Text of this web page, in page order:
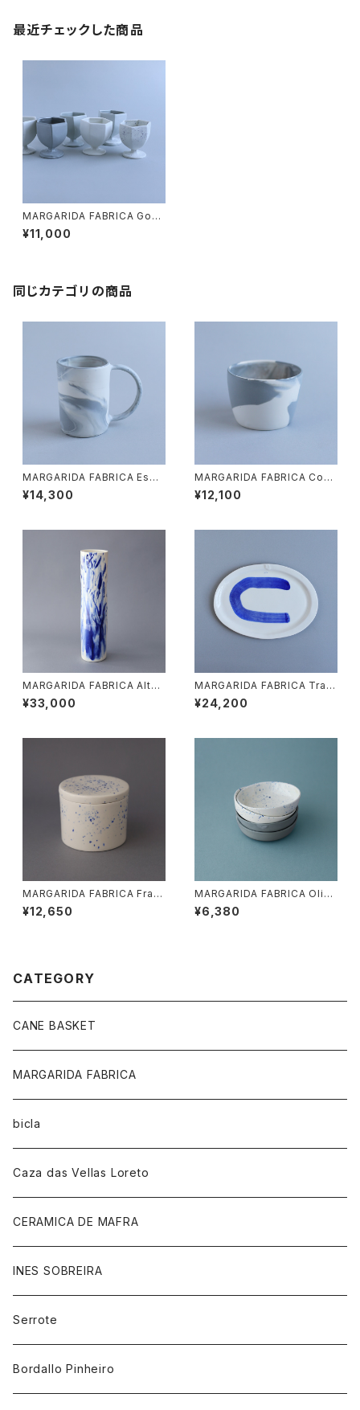
最近チェックした商品
MARGARIDA FABRICA Gobl
et PEDRA
¥11,000
同じカテゴリの商品
MARGARIDA FABRICA Esbe
lta cup
¥14,300
MARGARIDA FABRICA Cop
enhagen
¥12,100
MARGARIDA FABRICA Alta j
ar
¥33,000
MARGARIDA FABRICA Trav
essa Plate Nr.1
¥24,200
MARGARIDA FABRICA Fras
co Pot
¥12,650
MARGARIDA FABRICA Olive
& Salt Bowl
¥6,380
CATEGORY
CANE BASKET
MARGARIDA FABRICA
bicla
Caza das Vellas Loreto
CERAMICA DE MAFRA
INES SOBREIRA
Serrote
Bordallo Pinheiro